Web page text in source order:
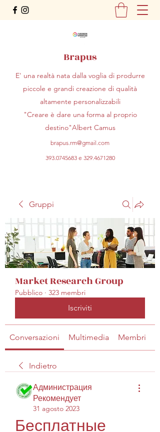
Brapus
E' una realtà nata dalla voglia di produrre
piccole e grandi creazione di qualità
altamente personalizzabili
"Creare è dare una forma al proprio
destino"Albert Camus
brapus.rm@gmail.com
393.0745683e 329.4671280
Gruppi
Market Research Group
Pubblico · 323 membri
Iscriviti
Conversazioni Multimedia Membri
Indietro
Администрация
Рекомендует
31 agosto 2023
Бесплатные